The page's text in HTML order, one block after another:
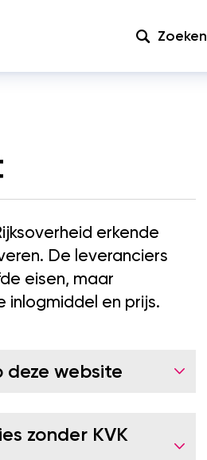
Zoeken
erkende
De leveranciers
eisen, maar
en prijs.
website
zonder KVK